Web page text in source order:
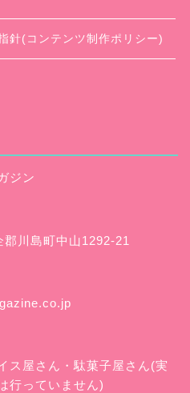
針(コンテンツ制作ポリシー)
ジン
川島町中山1292-21
ス屋さん ・駄菓子屋さん(実
行っていません)